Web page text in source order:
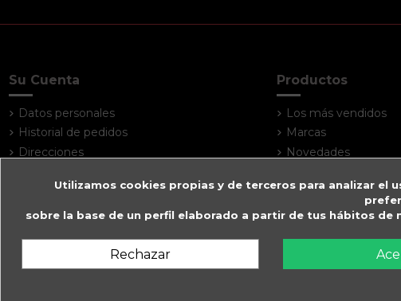
Su Cuenta
Datos personales
Historial de pedidos
Direcciones
Productos
Los más vendidos
Marcas
Novedades
Utilizamos cookies propias y de terceros para analizar
sobre la base de un perfil elaborado a partir de tus hábitos de
Rechazar